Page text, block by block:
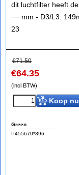
dit luchtfilter heeft
──mm - D3/L3:
23
€71.50
€64.35
(incl BTW)
Koop nu
Green
P455670*896